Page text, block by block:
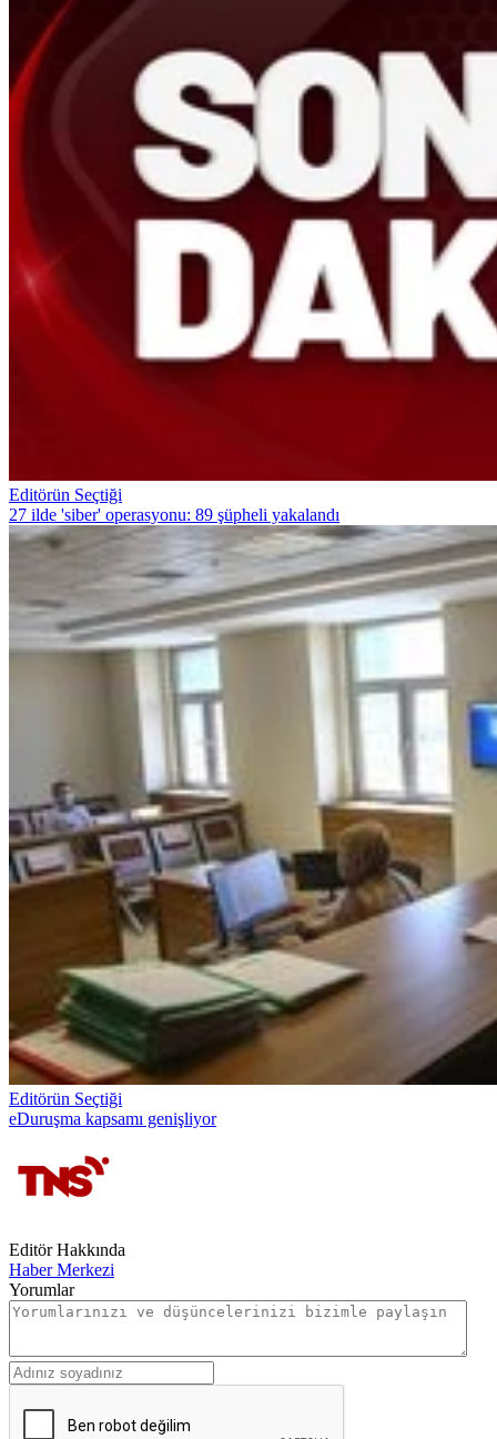
Editörün Seçtiği
27 ilde 'siber' operasyonu: 89 şüpheli yakalandı
Editörün Seçtiği
eDuruşma kapsamı genişliyor
Editör Hakkında
Haber Merkezi
Yorumlar